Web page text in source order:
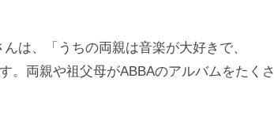
は、「うちの両親は音楽が大好きで、
。両親や祖父母がABBAのアルバムをたくさ